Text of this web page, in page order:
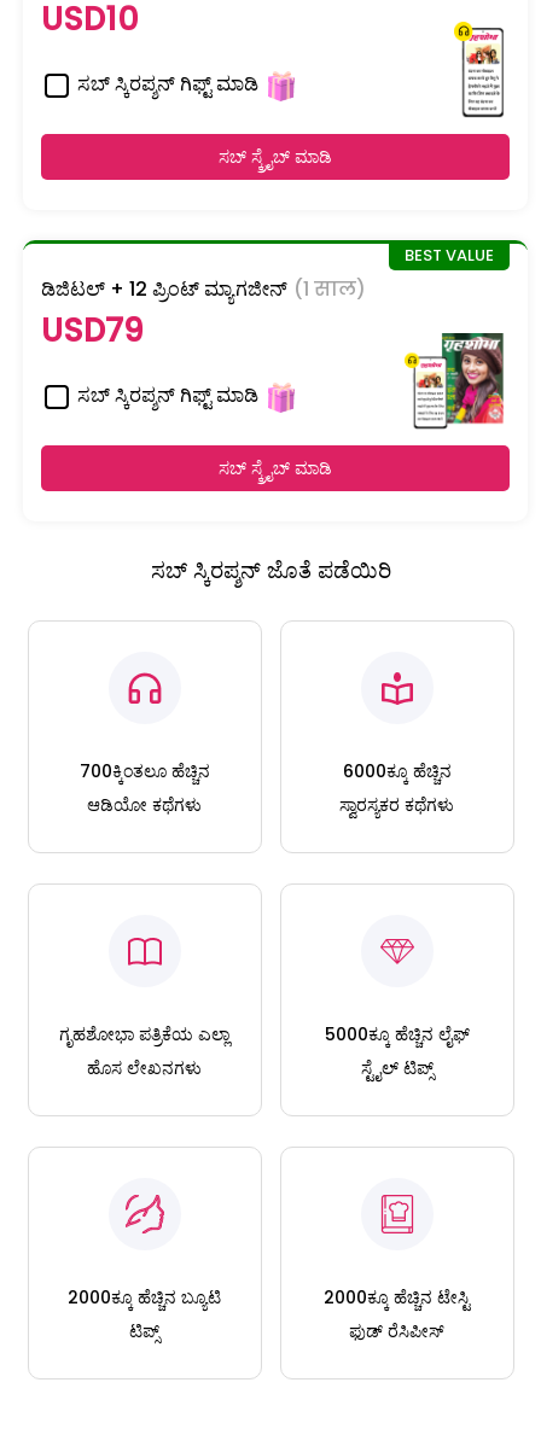
USD10
ಸಬ್ ಸ್ಕಿರಪ್ಶನ್ ಗಿಫ್ಟ್ ಮಾಡಿ
ಸಬ್ ಸ್ಕ್ರೈಬ್ ಮಾಡಿ
ಡಿಜಿಟಲ್ + 12 ಪ್ರಿಂಟ್ ಮ್ಯಾಗಜೀನ್ (1 साल)
USD79
ಸಬ್ ಸ್ಕಿರಪ್ಶನ್ ಗಿಫ್ಟ್ ಮಾಡಿ
ಸಬ್ ಸ್ಕ್ರೈಬ್ ಮಾಡಿ
ಸಬ್ ಸ್ಕಿರಪ್ಶನ್ ಜೊತೆ ಪಡೆಯಿರಿ
700ಕ್ಕಿಂತಲೂ ಹೆಚ್ಚಿನ
ಆಡಿಯೋ ಕಥೆಗಳು
6000ಕ್ಕೂ ಹೆಚ್ಚಿನ
ಸ್ವಾರಸ್ಯಕರ ಕಥೆಗಳು
ಗೃಹಶೋಭಾ ಪತ್ರಿಕೆಯ ಎಲ್ಲಾ
ಹೊಸ ಲೇಖನಗಳು
5000ಕ್ಕೂ ಹೆಚ್ಚಿನ ಲೈಫ್
ಸ್ಟೈಲ್ ಟಿಪ್ಸ್
2000ಕ್ಕೂ ಹೆಚ್ಚಿನ ಬ್ಯೂಟಿ
ಟಿಪ್ಸ್
2000ಕ್ಕೂ ಹೆಚ್ಚಿನ ಟೇಸ್ಟಿ
ಫುಡ್ ರೆಸಿಪೀಸ್